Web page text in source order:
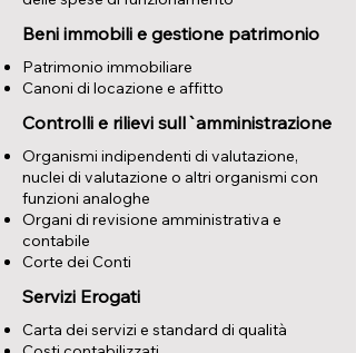
Beni immobili e gestione patrimonio
Patrimonio immobiliare
Canoni di locazione e affitto
Controlli e rilievi sull`amministrazione
Organismi indipendenti di valutazione,
nuclei di valutazione o altri organismi con
funzioni analoghe
Organi di revisione amministrativa e
contabile
Corte dei Conti
Servizi Erogati
Carta dei servizi e standard di qualità